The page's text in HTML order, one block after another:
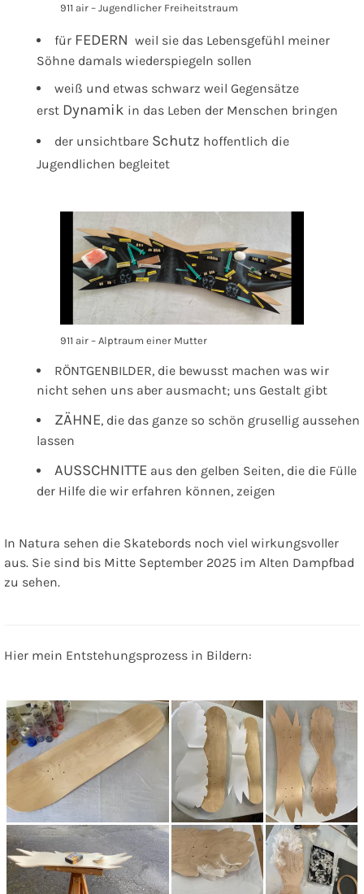
911 air – Jugendlicher Freiheitstraum
für FEDERN weil sie das Lebensgefühl meiner
Söhne damals wiederspiegeln sollen
weiß und etwas schwarz weil Gegensätze
erst Dynamik in das Leben der Menschen bringen
der unsichtbare Schutz hoffentlich die
Jugendlichen begleitet
911 air – Alptraum einer Mutter
RÖNTGENBILDER, die bewusst machen was wir
nicht sehen uns aber ausmacht; uns Gestalt gibt
ZÄHNE, die das ganze so schön grusellig aussehen
lassen
AUSSCHNITTE aus den gelben Seiten, die die Fülle
der Hilfe die wir erfahren können, zeigen
In Natura sehen die Skatebords noch viel wirkungsvoller
aus. Sie sind bis Mitte September 2025 im Alten Dampfbad
zu sehen.
Hier mein Entstehungsprozess in Bildern: